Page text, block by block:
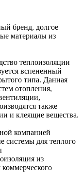
бренд, долгое
материалы из
теплоизоляции
вспененный
типа. Данная
отопления,
также
и клеящие вещества.
компанией
системы для теплого
из